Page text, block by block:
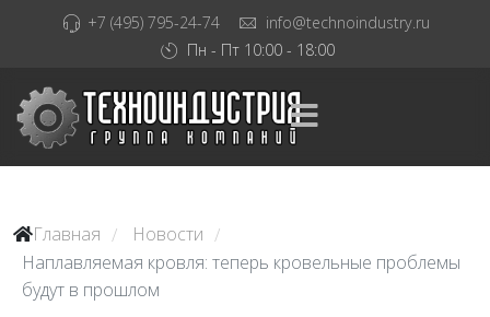
+7 (495) 795-24-74
info@technoindustry.ru
Пн - Пт 10:00 - 18:00
Главная / Новости /
Наплавляемая кровля: теперь кровельные проблемы
будут в прошлом